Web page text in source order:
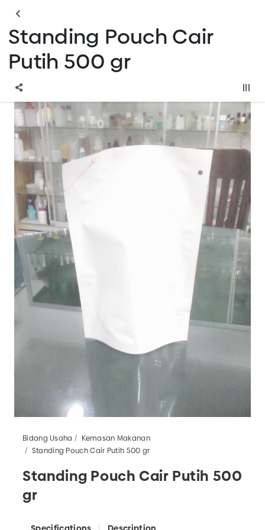
Standing Pouch Cair
Putih 500 gr
Bidang Usaha
Kemasan Makanan
Standing Pouch Cair Putih 500 gr
Standing Pouch Cair Putih 500
gr